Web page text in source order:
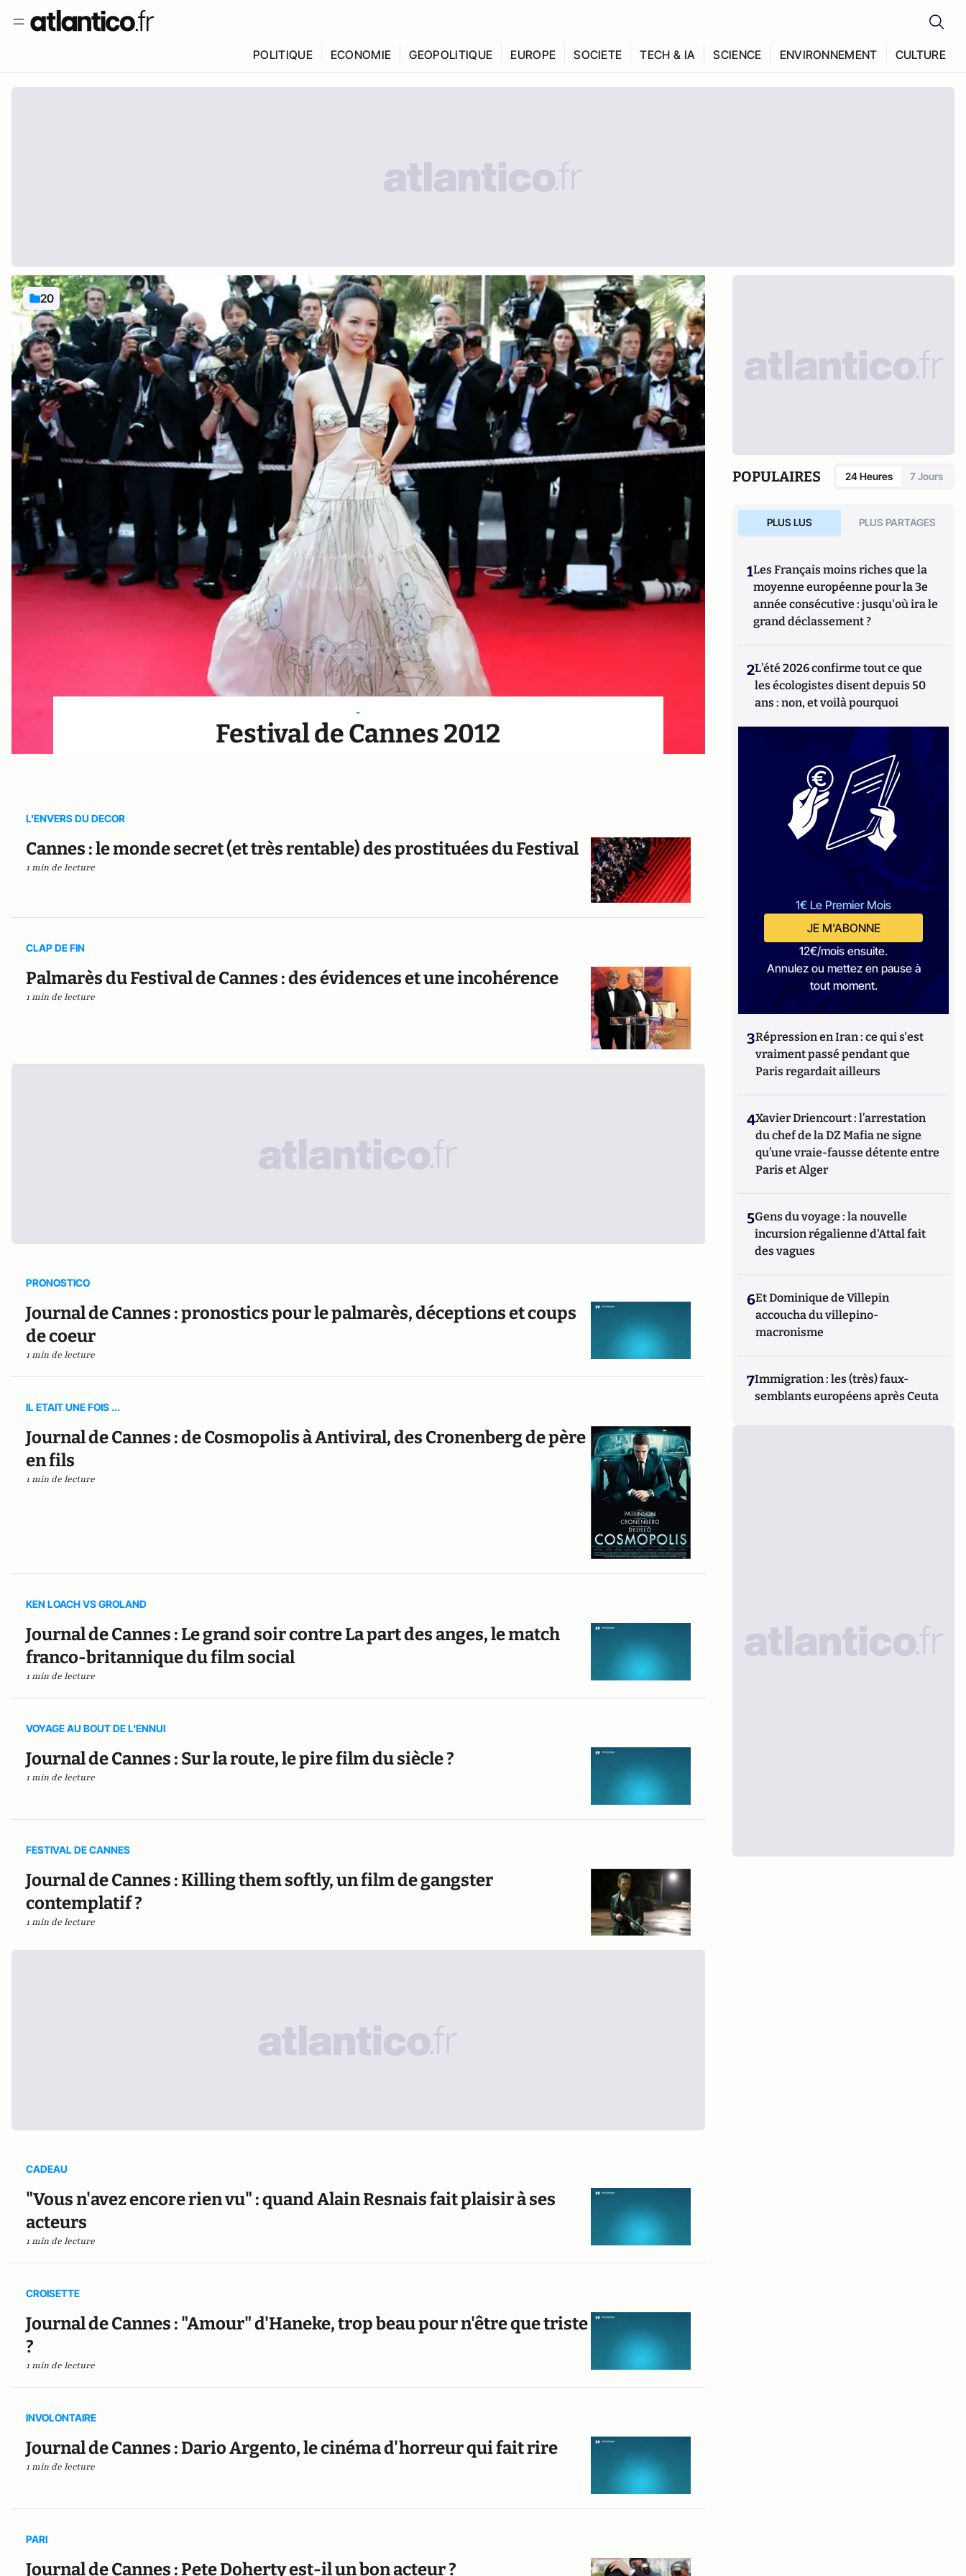
POLITIQUE ECONOMIE GEOPOLITIQUE EUROPE SOCIETE TECH & IA SCIENCE ENVIRONNEMENT CULTURE
20
-
Festival de Cannes 2012
L'ENVERS DU DECOR
Cannes : le monde secret (et très rentable) des prostituées du Festival
1 min de lecture
CLAP DE FIN
Palmarès du Festival de Cannes : des évidences et une incohérence
1 min de lecture
PRONOSTICO
Journal de Cannes : pronostics pour le palmarès, déceptions et coups
de coeur
1 min de lecture
IL ETAIT UNE FOIS ...
Journal de Cannes : de Cosmopolis à Antiviral, des Cronenberg de père
en fils
1 min de lecture
KEN LOACH VS GROLAND
Journal de Cannes : Le grand soir contre La part des anges, le match
franco-britannique du film social
1 min de lecture
VOYAGE AU BOUT DE L'ENNUI
Journal de Cannes : Sur la route, le pire film du siècle ?
1 min de lecture
FESTIVAL DE CANNES
Journal de Cannes : Killing them softly, un film de gangster
contemplatif ?
1 min de lecture
CADEAU
"Vous n'avez encore rien vu" : quand Alain Resnais fait plaisir à ses
acteurs
1 min de lecture
CROISETTE
Journal de Cannes : "Amour" d'Haneke, trop beau pour n'être que triste
?
1 min de lecture
INVOLONTAIRE
Journal de Cannes : Dario Argento, le cinéma d'horreur qui fait rire
1 min de lecture
PARI
Journal de Cannes : Pete Doherty est-il un bon acteur ?
POPULAIRES 24 Heures 7 Jours
PLUS LUS PLUS PARTAGES
1Les Français moins riches que la
moyenne européenne pour la 3e
année consécutive : jusqu'où ira le
grand déclassement ?
2L’été 2026 confirme tout ce que
les écologistes disent depuis 50
ans : non, et voilà pourquoi
1€ Le Premier Mois
JE M'ABONNE
12€/mois ensuite.
Annulez ou mettez en pause à
tout moment.
3Répression en Iran : ce qui s'est
vraiment passé pendant que
Paris regardait ailleurs
4Xavier Driencourt : l’arrestation
du chef de la DZ Mafia ne signe
qu’une vraie-fausse détente entre
Paris et Alger
5Gens du voyage : la nouvelle
incursion régalienne d'Attal fait
des vagues
6Et Dominique de Villepin
accoucha du villepino-
macronisme
7Immigration : les (très) faux-
semblants européens après Ceuta